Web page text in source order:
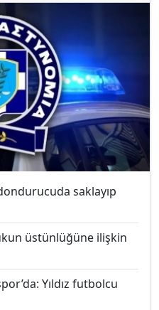
saklayıp
üstünlüğüne ilişkin
Yıldız futbolcu